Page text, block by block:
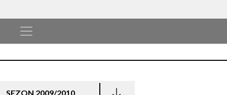
SEZON 2009/2010